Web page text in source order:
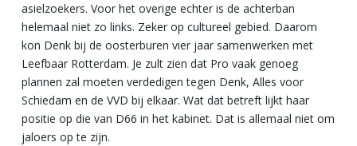
asielzoekers. Voor het overige echter is de achterban
helemaal niet zo links. Zeker op cultureel gebied. Daarom
kon Denk bij de oosterburen vier jaar samenwerken met
Leefbaar Rotterdam. Je zult zien dat Pro vaak genoeg
plannen zal moeten verdedigen tegen Denk, Alles voor
Schiedam en de VVD bij elkaar. Wat dat betreft lijkt haar
positie op die van D66 in het kabinet. Dat is allemaal niet om
jaloers op te zijn.